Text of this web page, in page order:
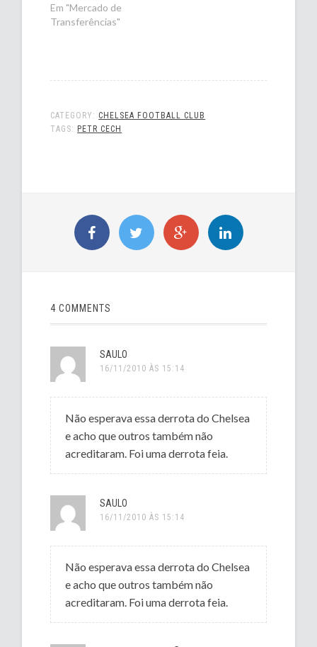
Em "Mercado de
Transferências"
CATEGORY: CHELSEA FOOTBALL CLUB
TAGS: PETR CECH
4 COMMENTS
SAULO
16/11/2010 ÀS 15:14
Não esperava essa derrota do Chelsea
e acho que outros também não
acreditaram. Foi uma derrota feia.
SAULO
16/11/2010 ÀS 15:14
Não esperava essa derrota do Chelsea
e acho que outros também não
acreditaram. Foi uma derrota feia.